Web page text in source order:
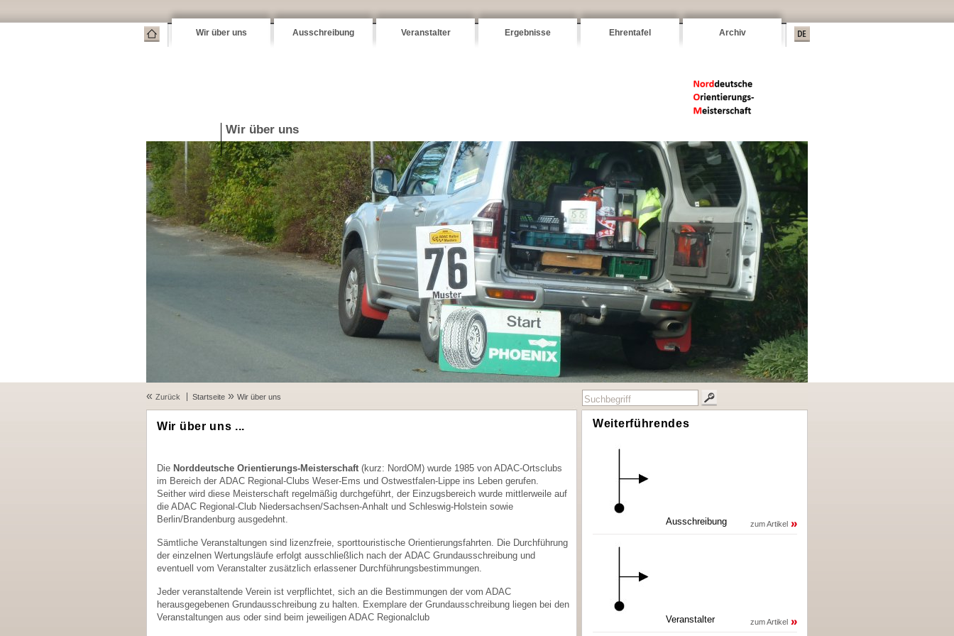
Wir über uns Ausschreibung Veranstalter Ergebnisse Ehrentafel Archiv
Wir über uns
« Zurück Startseite » Wir über uns
Wir über uns ...
Die Norddeutsche Orientierungs-Meisterschaft (kurz: NordOM) wurde 1985 von ADAC-Ortsclubs
im Bereich der ADAC Regional-Clubs Weser-Ems und Ostwestfalen-Lippe ins Leben gerufen.
Seither wird diese Meisterschaft regelmäßig durchgeführt, der Einzugsbereich wurde mittlerweile auf
die ADAC Regional-Club Niedersachsen/Sachsen-Anhalt und Schleswig-Holstein sowie
Berlin/Brandenburg ausgedehnt.
Sämtliche Veranstaltungen sind lizenzfreie, sporttouristische Orientierungsfahrten. Die Durchführung
der einzelnen Wertungsläufe erfolgt ausschließlich nach der ADAC Grundausschreibung und
eventuell vom Veranstalter zusätzlich erlassener Durchführungsbestimmungen.
Jeder veranstaltende Verein ist verpflichtet, sich an die Bestimmungen der vom ADAC
herausgegebenen Grundausschreibung zu halten. Exemplare der Grundausschreibung liegen bei den
Veranstaltungen aus oder sind beim jeweiligen ADAC Regionalclub
Weiterführendes
Ausschreibung zum Artikel
Veranstalter zum Artikel